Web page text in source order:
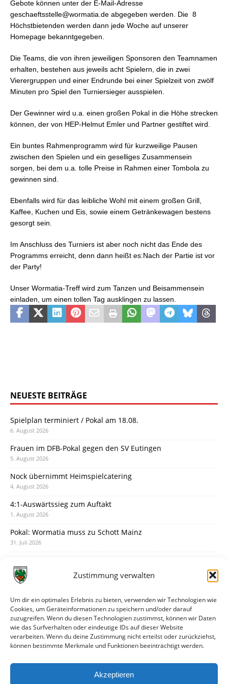
Zustimmung verwalten
Um dir ein optimales Erlebnis zu bieten, verwenden wir Technologien wie
Cookies, um Geräteinformationen zu speichern und/oder darauf
zuzugreifen. Wenn du diesen Technologien zustimmst, können wir Daten
wie das Surfverhalten oder eindeutige IDs auf dieser Website
verarbeiten. Wenn du deine Zustimmung nicht erteilst oder zurückziehst,
können bestimmte Merkmale und Funktionen beeinträchtigt werden.
Akzeptieren
Gebote können unter der E-Mail-Adresse
geschaeftsstelle@wormatia.de abgegeben werden. Die 8
Höchstbietenden werden dann jede Woche auf unserer
Homepage bekanntgegeben.
Die Teams, die von ihren jeweiligen Sponsoren den Teamnamen
erhalten, bestehen aus jeweils acht Spielern, die in zwei
Vierergruppen und einer Endrunde bei einer Spielzeit von zwölf
Minuten pro Spiel den Turniersieger ausspielen.
Der Gewinner wird u.a. einen großen Pokal in die Höhe strecken
können, der von HEP-Helmut Emler und Partner gestiftet wird.
Ein buntes Rahmenprogramm wird für kurzweilige Pausen
zwischen den Spielen und ein geselliges Zusammensein
sorgen, bei dem u.a. tolle Preise in Rahmen einer Tombola zu
gewinnen sind.
Ebenfalls wird für das leibliche Wohl mit einem großen Grill,
Kaffee, Kuchen und Eis, sowie einem Getränkewagen bestens
gesorgt sein.
Im Anschluss des Turniers ist aber noch nicht das Ende des
Programms erreicht, denn dann heißt es:Nach der Partie ist vor
der Party!
Unser Wormatia-Treff wird zum Tanzen und Beisammensein
einladen, um einen tollen Tag ausklingen zu lassen.
NEUESTE BEITRÄGE
Spielplan terminiert / Pokal am 18.08.
6. August 2026
Frauen im DFB-Pokal gegen den SV Eutingen
5. August 2026
Nock übernimmt Heimspielcatering
4. August 2026
4:1-Auswärtssieg zum Auftakt
1. August 2026
Pokal: Wormatia muss zu Schott Mainz
31. Juli 2026
30. Juli 2026
28. Juli 2026
Neuer Rückensponsor
28. Juli 2026
Neue Podcast-Folge: So tickt Björn!
Eindrücke vom Stadionfest
27. Juli 2026